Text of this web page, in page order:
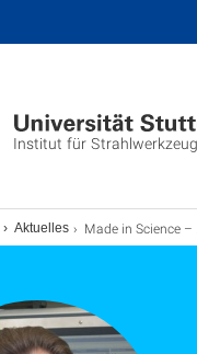
Institut für
Aktuelles Made in Science – Podcast der Uni Stuttgart mit Prof. Thomas Graf